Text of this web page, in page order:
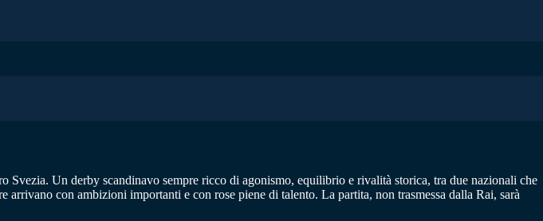
Un derby scandinavo sempre ricco di agonismo, equilibrio e rivalità storica, tra due nazionali che
con ambizioni importanti e con rose piene di talento. La partita, non trasmessa dalla Rai, sarà